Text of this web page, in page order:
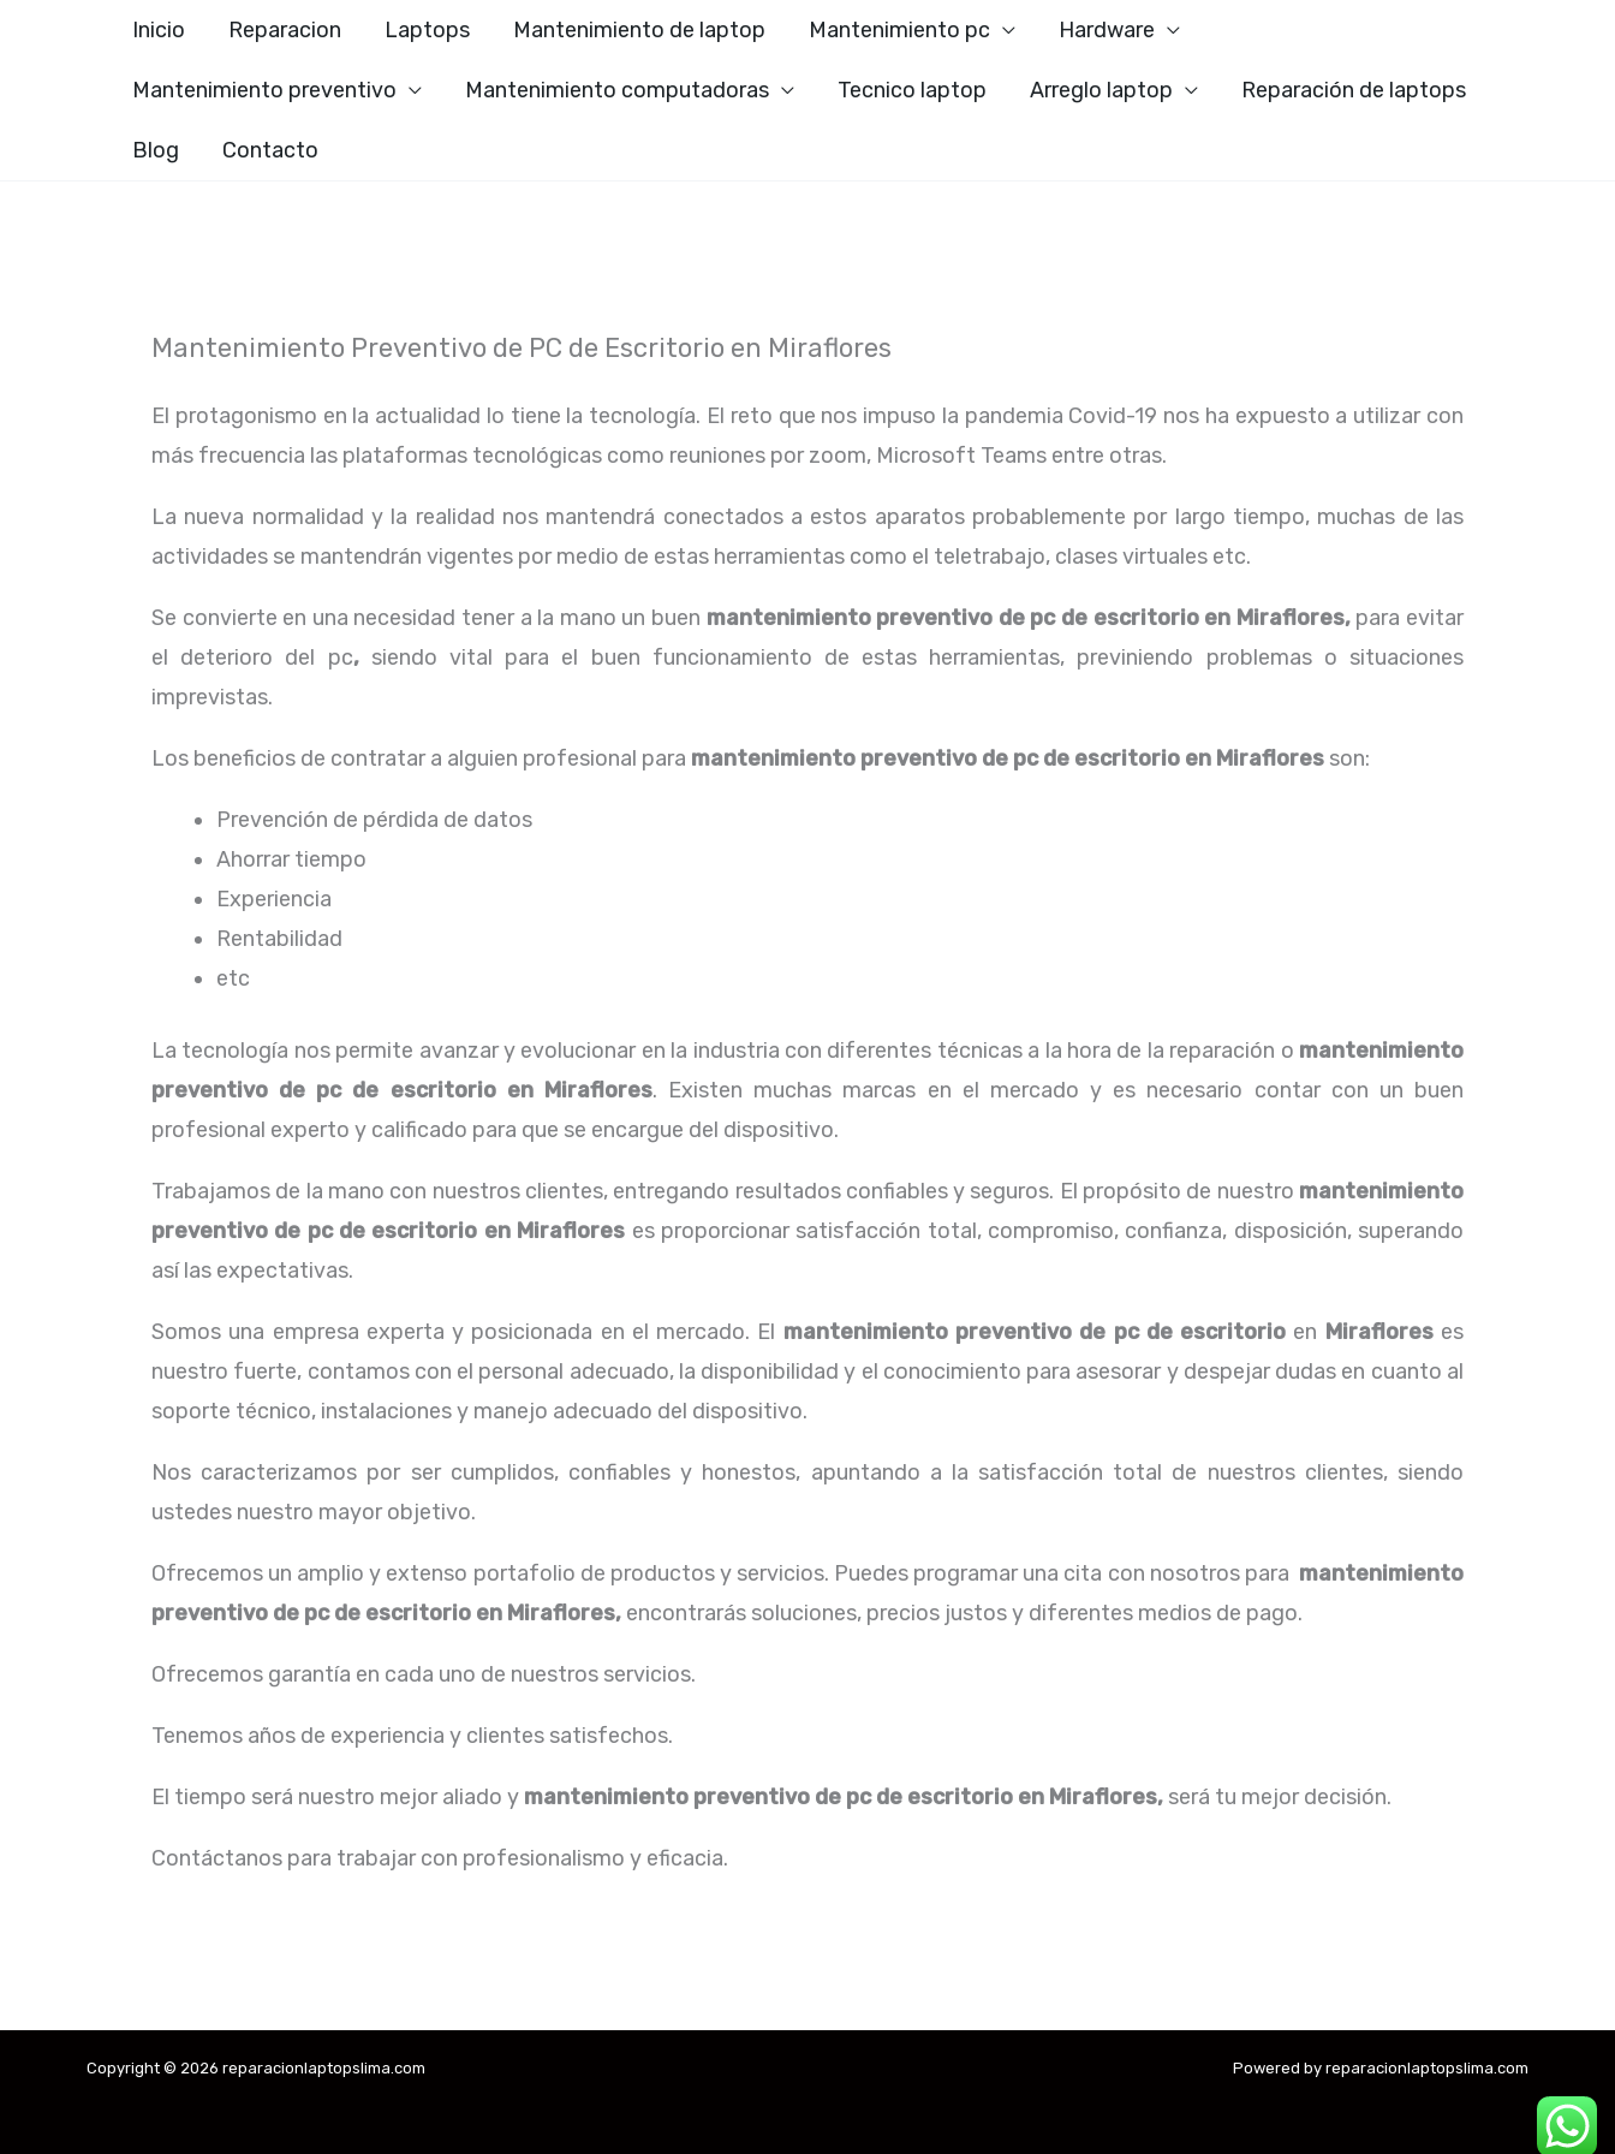
Inicio Reparacion Laptops Mantenimiento de laptop Mantenimiento pc Hardware
Mantenimiento preventivo Mantenimiento computadoras Tecnico laptop Arreglo laptop Reparación de laptops
Blog Contacto
Mantenimiento Preventivo de PC de Escritorio en Miraflores
El protagonismo en la actualidad lo tiene la tecnología. El reto que nos impuso la pandemia Covid-19 nos ha expuesto a utilizar con
más frecuencia las plataformas tecnológicas como reuniones por zoom, Microsoft Teams entre otras.
La nueva normalidad y la realidad nos mantendrá conectados a estos aparatos probablemente por largo tiempo, muchas de las
actividades se mantendrán vigentes por medio de estas herramientas como el teletrabajo, clases virtuales etc.
Se convierte en una necesidad tener a la mano un buen mantenimiento preventivo de pc de escritorio en Miraflores, para evitar
el deterioro del pc, siendo vital para el buen funcionamiento de estas herramientas, previniendo problemas o situaciones
imprevistas.
Los beneficios de contratar a alguien profesional para mantenimiento preventivo de pc de escritorio en Miraflores son:
Prevención de pérdida de datos
Ahorrar tiempo
Experiencia
Rentabilidad
etc
La tecnología nos permite avanzar y evolucionar en la industria con diferentes técnicas a la hora de la reparación o mantenimiento
preventivo de pc de escritorioen Miraflores. Existen muchas marcas en el mercado y es necesario contar con un buen
profesional experto y calificado para que se encargue del dispositivo.
Trabajamos de la mano con nuestros clientes, entregando resultados confiables y seguros. El propósito de nuestro mantenimiento
preventivo de pc de escritorio en Miraflores es proporcionar satisfacción total, compromiso, confianza, disposición, superando
así las expectativas.
Somos una empresa experta y posicionada en el mercado. El mantenimiento preventivo de pc de escritorio en Mirafloreses
nuestro fuerte, contamos con el personal adecuado, la disponibilidad y el conocimiento para asesorar y despejar dudas en cuanto al
soporte técnico, instalaciones y manejo adecuado del dispositivo.
Nos caracterizamos por ser cumplidos, confiables y honestos, apuntando a la satisfacción total de nuestros clientes, siendo
ustedes nuestro mayor objetivo.
Ofrecemos un amplio y extenso portafolio de productos y servicios. Puedes programar una cita con nosotros para mantenimiento
preventivo de pc de escritorio en Miraflores, encontrarás soluciones, precios justos y diferentes medios de pago.
Ofrecemos garantía en cada uno de nuestros servicios.
Tenemos años de experiencia y clientes satisfechos.
El tiempo será nuestro mejor aliado y mantenimiento preventivo de pc de escritorio en Miraflores, será tu mejor decisión.
Contáctanos para trabajar con profesionalismo y eficacia.
Copyright © 2026 reparacionlaptopslima.com Powered by reparacionlaptopslima.com